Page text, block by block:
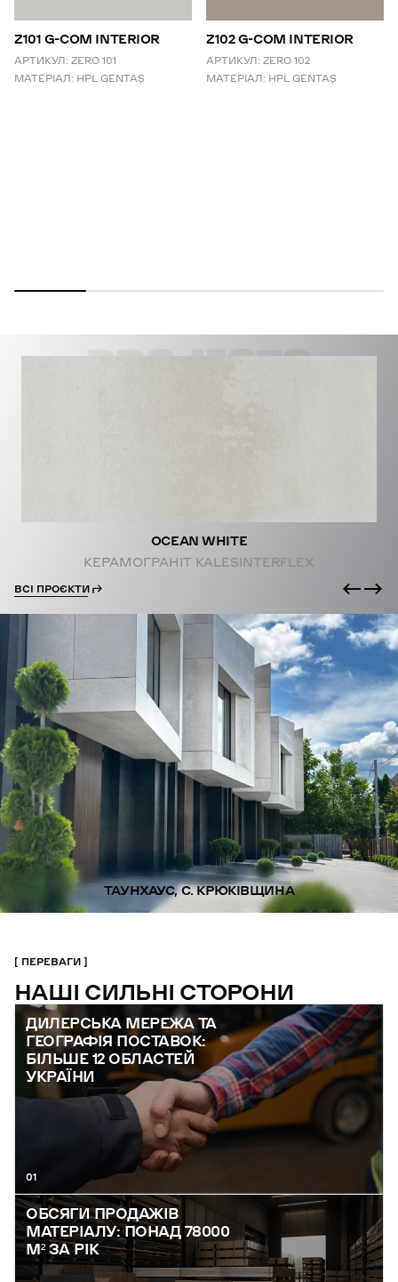
Z101 G-COM INTERIOR
АРТИКУЛ: ZERO 101
МАТЕРІАЛ: HPL GENTAŞ
Z102 G-COM INTERIOR
АРТИКУЛ: ZERO 102
МАТЕРІАЛ: HPL GENTAŞ
PROJECTS
OCEAN WHITE
КЕРАМОГРАНІТ KALESINTERFLEX
ВСІ ПРОЄКТИ
ТАУНХАУС, С. КРЮКІВЩИНА
ПЕРЕВАГИ
НАШІ СИЛЬНІ СТОРОНИ
ДИЛЕРСЬКА МЕРЕЖА ТА
ГЕОГРАФІЯ ПОСТАВОК:
БІЛЬШЕ 12 ОБЛАСТЕЙ
УКРАЇНИ
01
ОБСЯГИ ПРОДАЖІВ
МАТЕРІАЛУ: ПОНАД 78000
М² ЗА РІК